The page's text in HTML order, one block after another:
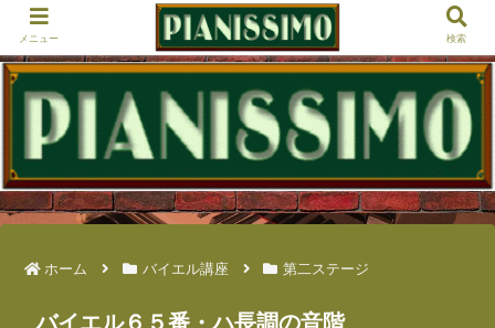
ホーム バイエル講座 第二ステージ
バイエル６５番・ハ長調の音階
メニュー 検索